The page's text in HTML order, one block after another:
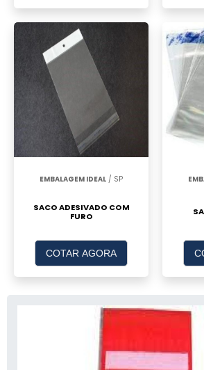
EMBALAGEM IDEAL / SP
SACO ADESIVADO COM
FURO
COTAR AGORA